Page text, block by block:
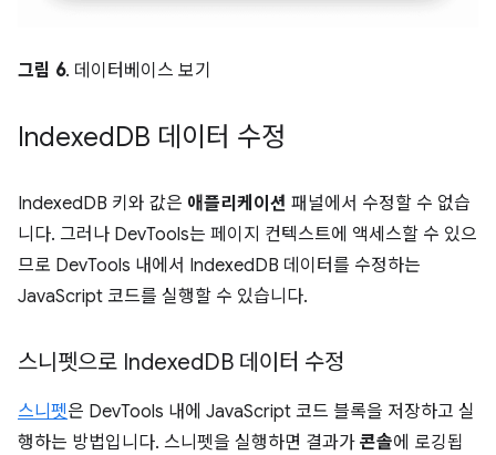
그림 6. 데이터베이스 보기
IndexedDB 데이터 수정
IndexedDB 키와 값은 애플리케이션 패널에서 수정할 수 없습
니다. 그러나 DevTools는 페이지 컨텍스트에 액세스할 수 있으
므로 DevTools 내에서 IndexedDB 데이터를 수정하는
JavaScript 코드를 실행할 수 있습니다.
스니펫으로 IndexedDB 데이터 수정
스니펫은 DevTools 내에 JavaScript 코드 블록을 저장하고 실
행하는 방법입니다. 스니펫을 실행하면 결과가 콘솔에 로깅됩